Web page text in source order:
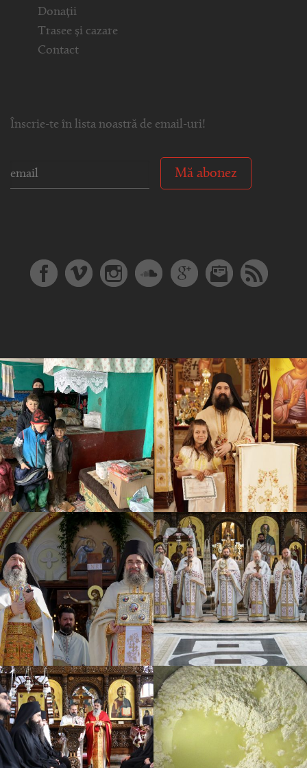
Donații
Trasee și cazare
Contact
Înscrie-te în lista noastră de email-uri!
Mă abonez